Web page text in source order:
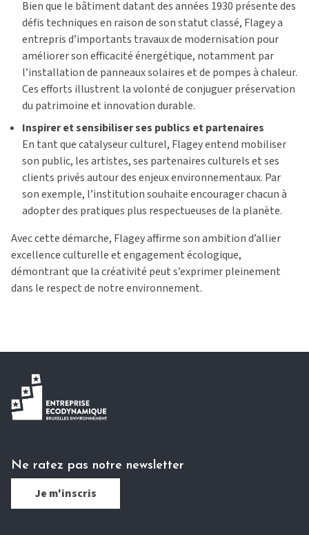
Bien que le bâtiment datant des années 1930 présente des
défis techniques en raison de son statut classé, Flagey a
entrepris d’importants travaux de modernisation pour
améliorer son efficacité énergétique, notamment par
l’installation de panneaux solaires et de pompes à chaleur.
Ces efforts illustrent la volonté de conjuguer préservation
du patrimoine et innovation durable.
Inspirer et sensibiliser ses publics et partenaires
En tant que catalyseur culturel, Flagey entend mobiliser
son public, les artistes, ses partenaires culturels et ses
clients privés autour des enjeux environnementaux. Par
son exemple, l’institution souhaite encourager chacun à
adopter des pratiques plus respectueuses de la planète.
Avec cette démarche, Flagey affirme son ambition d’allier
excellence culturelle et engagement écologique,
démontrant que la créativité peut s’exprimer pleinement
dans le respect de notre environnement.
Ne ratez pas notre newsletter
Je m'inscris